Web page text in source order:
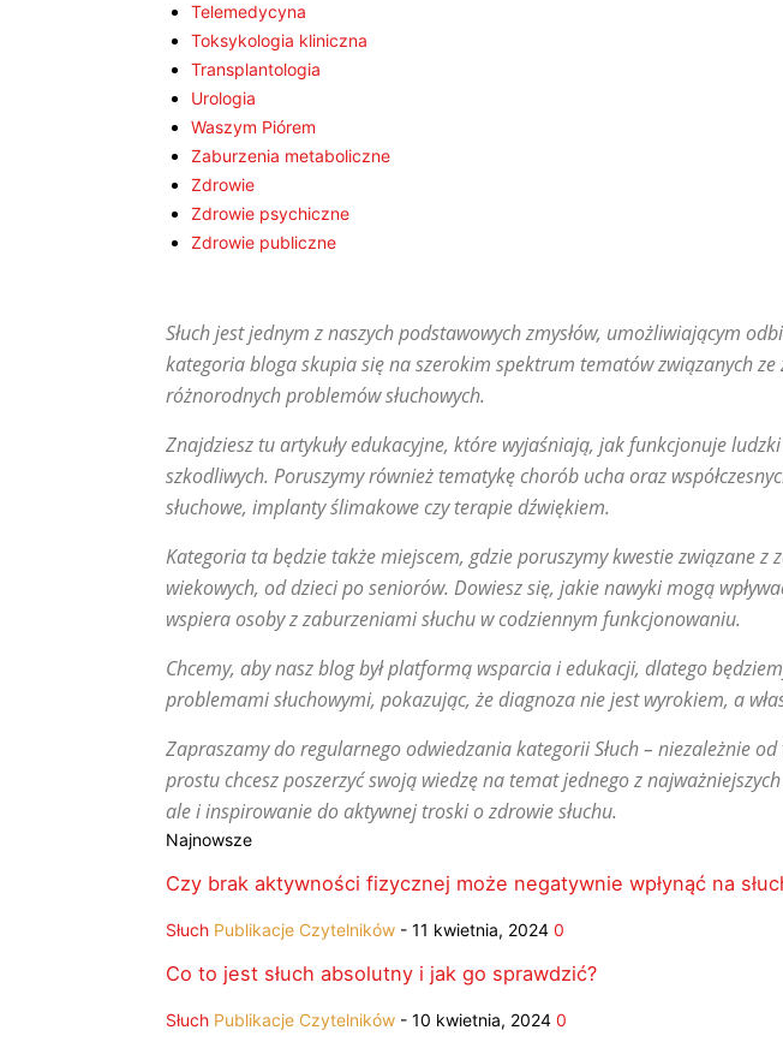
Telemedycyna
Toksykologia kliniczna
Transplantologia
Urologia
Waszym Piórem
Zaburzenia metaboliczne
Zdrowie
Zdrowie psychiczne
Zdrowie publiczne
Słuch jest jednym z naszych podstawowych zmysłów, umożliwiającym
kategoria bloga skupia się na szerokim spektrum tematów związanych
różnorodnych problemów słuchowych.
Znajdziesz tu artykuły edukacyjne, które wyjaśniają, jak funkcjonuje
szkodliwych. Poruszymy również tematykę chorób ucha oraz
słuchowe, implanty ślimakowe czy terapie dźwiękiem.
Kategoria ta będzie także miejscem, gdzie poruszymy kwestie związane
wiekowych, od dzieci po seniorów. Dowiesz się, jakie nawyki mogą
wspiera osoby z zaburzeniami słuchu w codziennym funkcjonowaniu.
Chcemy, aby nasz blog był platformą wsparcia i edukacji, dlatego
problemami słuchowymi, pokazując, że diagnoza nie jest wyrokiem, a
Zapraszamy do regularnego odwiedzania kategorii Słuch – niezależnie
prostu chcesz poszerzyć swoją wiedzę na temat jednego z
ale i inspirowanie do aktywnej troski o zdrowie słuchu.
Najnowsze
Czy brak aktywności fizycznej może negatywnie wpłynąć na
Słuch Publikacje Czytelników - 11 kwietnia, 2024 0
Co to jest słuch absolutny i jak go sprawdzić?
Słuch Publikacje Czytelników - 10 kwietnia, 2024 0